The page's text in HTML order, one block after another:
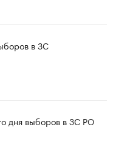
в ЗС
дня выборов в ЗС РО